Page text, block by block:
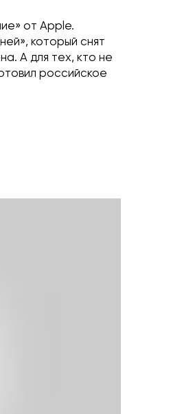
от Apple.
который снят
А для тех, кто не
российское